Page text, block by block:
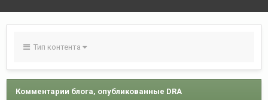
Тип контента
Комментарии блога, опубликованные DRA